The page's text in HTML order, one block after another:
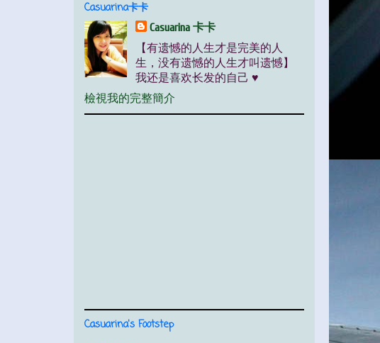
Casuarina卡卡
Casuarina 卡卡
【有遗憾的人生才是完美的人
生，没有遗憾的人生才叫遗憾】
我还是喜欢长发的自己 ♥
檢視我的完整簡介
Casuarina's Footstep